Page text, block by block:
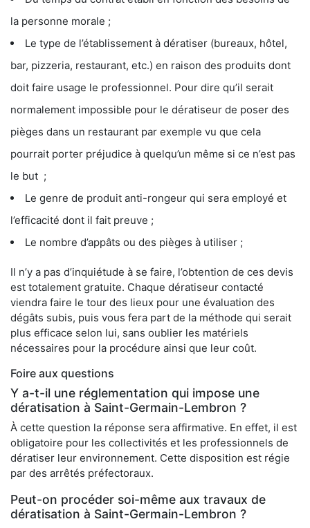
la personne morale ;
Le type de l’établissement à dératiser (bureaux, hôtel,
bar, pizzeria, restaurant, etc.) en raison des produits dont
doit faire usage le professionnel. Pour dire qu’il serait
normalement impossible pour le dératiseur de poser des
pièges dans un restaurant par exemple vu que cela
pourrait porter préjudice à quelqu’un même si ce n’est pas
le but ;
Le genre de produit anti-rongeur qui sera employé et
l’efficacité dont il fait preuve ;
Le nombre d’appâts ou des pièges à utiliser ;
Il n’y a pas d’inquiétude à se faire, l’obtention de ces devis
est totalement gratuite. Chaque dératiseur contacté
viendra faire le tour des lieux pour une évaluation des
dégâts subis, puis vous fera part de la méthode qui serait
plus efficace selon lui, sans oublier les matériels
nécessaires pour la procédure ainsi que leur coût.
Foire aux questions
Y a-t-il une réglementation qui impose une
dératisation à Saint-Germain-Lembron ?
À cette question la réponse sera affirmative. En effet, il est
obligatoire pour les collectivités et les professionnels de
dératiser leur environnement. Cette disposition est régie
par des arrêtés préfectoraux.
Peut-on procéder soi-même aux travaux de
dératisation à Saint-Germain-Lembron ?